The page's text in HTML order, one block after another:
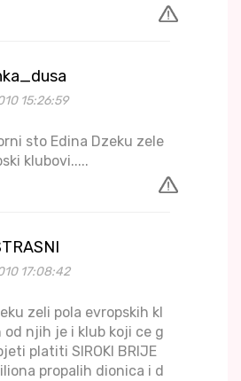
15:26:59
sto Edina Dzeku zele
klubovi.....
17:08:42
zeli pola evropskih kl
od njih je i klub koji ce g
platiti SIROKI BRIJE
propalih dionica i d